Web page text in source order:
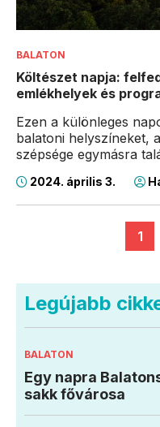
BALATON
Költészet napja:
emlékhelyek és
Ezen a különleges
balatoni helyszíneket,
szépsége egymásra
2024. április 3.
1
Legújabb
BALATON
Egy napra
sakk fővárosa